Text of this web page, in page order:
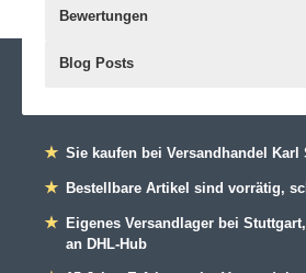
Bewertungen
Blog Posts
★ Sie kaufen bei Versandhandel Karl
★ Bestellbare Artikel sind vorrätig,
★ Eigenes Versandlager bei
an DHL-Hub